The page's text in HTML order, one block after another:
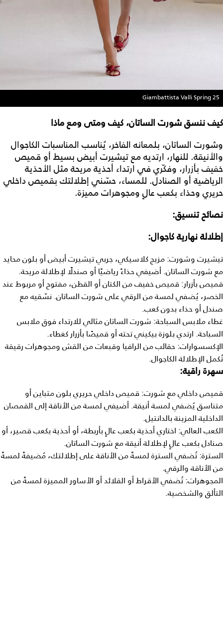
Giambattista Valli Spring 25
كيف ننسق شورت الساتان، كيف ومتى ومع ماذا
وشورت الساتان، بلمعانه الفاخر، يُناسب المناسبات الكاجوال
والأنيقة. للنهار، ارتديه مع تيشيرت أبيض بسيط أو قميص
خفيف بأزرار، وفكّري في ارتداء أحذية مريحة مثل الأحذية
الرياضية أو الصنادل. للمساء، حسّني إطلالتك بقميص داخلي
حريري وحذاء بكعب عالٍ ومجوهرات مميزة.
نصائح تنسيق:
إطلالة نهارية كاجوال:
تيشيرت وشورت: مزيج كلاسيكي، جربي تيشيرت أبيض أو بلون محايد
مع شورت الساتان. أضيفي حذاءً رياضيًا أو صندلًا لإطلالة مريحة.
قميص بأزرار: قميص خفيف من الكتان أو القطن، مفتوح أو مربوط عند
الخصر، يُضفي لمسة من الرقي على شورت الساتان. نسّقيه مع
صندل أو حذاء بدون كعب.
غطاء ملابس السباحة: شورت الساتان مثالي للارتداء فوق ملابس
السباحة. ارتدي بلوزة بيكيني تحته أو قميصًا بأزرار كغطاء.
الإكسسوارات: حقائب من الرافيا وقبعات من القش ومجوهرات رقيقة
تُكمل الإطلالة الكاجوال.
سهرة راقية:
قميص داخلي مع شورت: قميص داخلي حريري بلون متباين أو
متناسق يُضفي لمسة أنيقة. أضيفي لمسة من الأناقة إلى القمصان
الداخلية المزينة بالدانتيل.
الكعب العالي: اختاري أحذية بكعب عالٍ بأربطة، أو أحذية بكعب قصير، أو
صنادل بكعب عالٍ لإطلالة أنيقة مع شورت الساتان.
السترة: تُضفي السترة لمسةً من الأناقة على إطلالتك، مُضيفةً لمسةً
من الأناقة والرقي.
المجوهرات: تُضفي الأقراط أو القلائد أو الأساور المميزة لمسةً من
التألق والشخصية.